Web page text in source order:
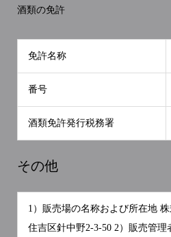
酒類の免許
免許名称
番号
酒類免許発行税務署
その他
1）販売場の名称および所在地
住吉区針中野2-3-50 2）販売管理